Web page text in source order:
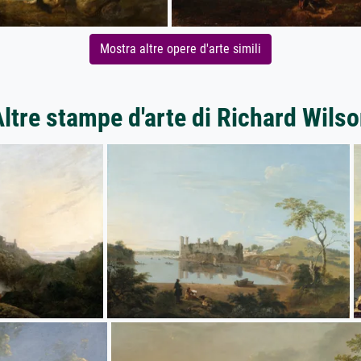
Mostra altre opere d'arte simili
stampe d'arte di Richard